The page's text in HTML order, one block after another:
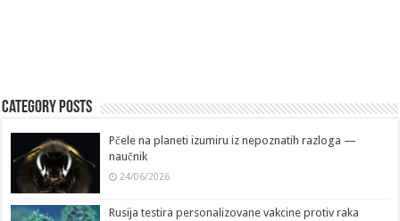
Category Posts
Pčele na planeti izumiru iz nepoznatih razloga —
naučnik
24/06/2026
Rusija testira personalizovane vakcine protiv raka